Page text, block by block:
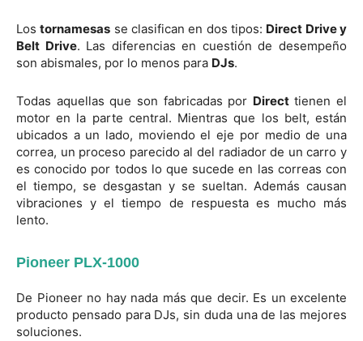
Lostornamesas se clasifican en dos tipos: Direct Drive y
Belt Drive. Las diferencias en cuestión de desempeño
son abismales, por lo menos para DJs.
Todas aquellas que son fabricadas por Directtienen el
motor en la parte central. Mientras que los belt, están
ubicados a un lado, moviendo el eje por medio de una
correa, un proceso parecido al del radiador de un carro y
es conocido por todos lo que sucede en las correas con
el tiempo, se desgastan y se sueltan. Además causan
vibraciones y el tiempo de respuesta es mucho más
lento.
Pioneer PLX-1000
De Pioneer no hay nada más que decir. Es un excelente
producto pensado para DJs, sin duda una de las mejores
soluciones.